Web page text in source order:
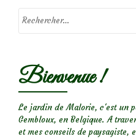
Bienvenue !
Le jardin de Malorie, c'est un
Gembloux, en Belgique. A
et mes conseils de paysagiste,